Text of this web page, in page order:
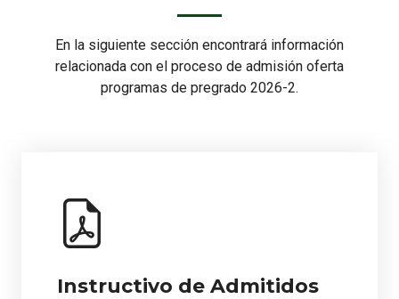
En la siguiente sección encontrará información
relacionada con el proceso de admisión oferta
programas de pregrado 2026-2.
Instructivo de Admitidos